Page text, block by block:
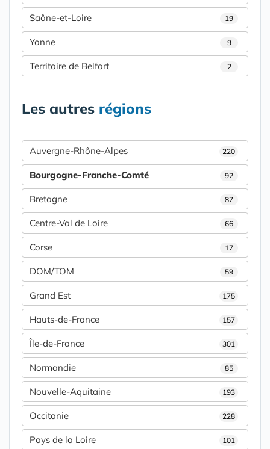
Saône-et-Loire 19
Yonne 9
Territoire de Belfort 2
Les autres régions
Auvergne-Rhône-Alpes 220
Bourgogne-Franche-Comté 92
Bretagne 87
Centre-Val de Loire 66
Corse 17
DOM/TOM 59
Grand Est 175
Hauts-de-France 157
Île-de-France 301
Normandie 85
Nouvelle-Aquitaine 193
Occitanie 228
Pays de la Loire 101